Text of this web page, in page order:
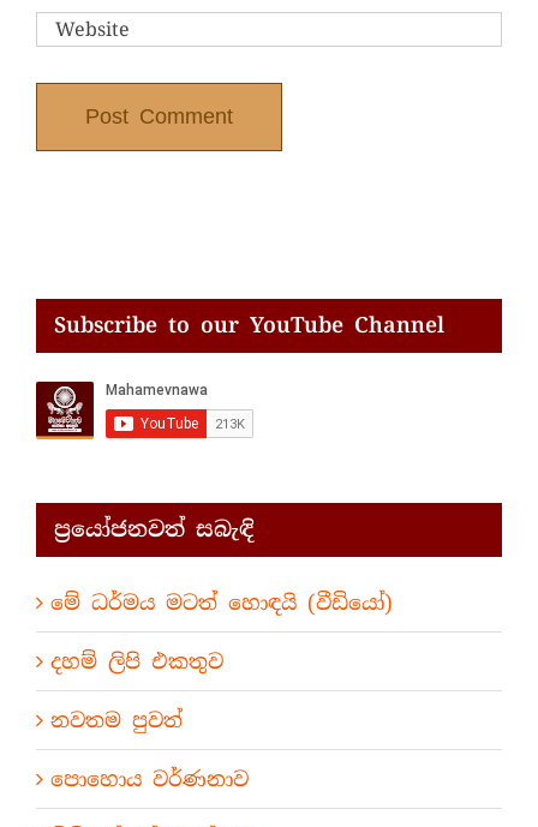
Subscribe to our YouTube Channel
ප්‍රයෝජනවත් සබැඳි
මේ ධර්මය මටත් හොඳයි (වීඩියෝ)
දහම් ලිපි එකතුව
නවතම පුවත්
පොහොය වර්ණනාව